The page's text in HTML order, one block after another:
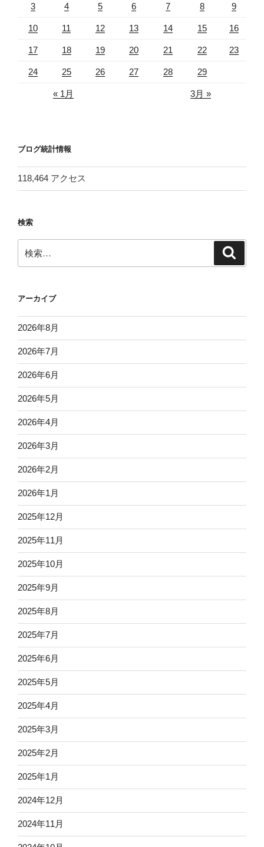
3 4 5 6 7 8 9
10 11 12 13 14 15 16
17 18 19 20 21 22 23
24 25 26 27 28 29
« 1月 3月 »
ブログ統計情報
118,464 アクセス
検索
索:
アーカイブ
2026年8月
2026年7月
2026年6月
2026年5月
2026年4月
2026年3月
2026年2月
2026年1月
2025年12月
2025年11月
2025年10月
2025年9月
2025年8月
2025年7月
2025年6月
2025年5月
2025年4月
2025年3月
2025年2月
2025年1月
2024年12月
2024年11月